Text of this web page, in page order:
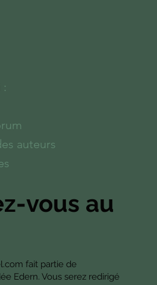
vous au
fait partie de
Edern. Vous serez redirigé
auteurs